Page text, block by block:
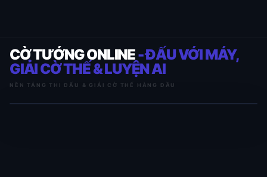
CỜ TƯỚNG ONLINE- ĐẤU VỚI MÁY,
GIẢI CỜ THẾ & LUYỆN AI
NỀN TẢNG THI ĐẤU & GIẢI CỜ THẾ HÀNG ĐẦU